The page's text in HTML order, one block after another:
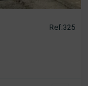
Ref:325